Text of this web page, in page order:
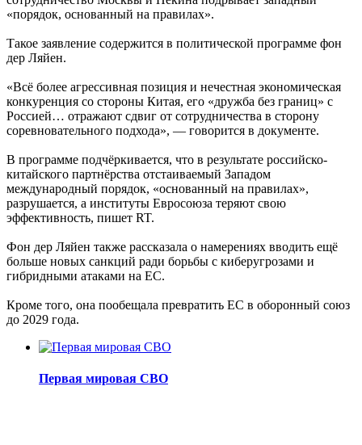
«порядок, основанный на правилах».
Такое заявление содержится в политической программе фон
дер Ляйен.
«Всё более агрессивная позиция и нечестная экономическая
конкуренция со стороны Китая, его «дружба без границ» с
Россией… отражают сдвиг от сотрудничества в сторону
соревновательного подхода», — говорится в документе.
В программе подчёркивается, что в результате российско-
китайского партнёрства отстаиваемый Западом
международный порядок, «основанный на правилах»,
разрушается, а институты Евросоюза теряют свою
эффективность, пишет RT.
Фон дер Ляйен также рассказала о намерениях вводить ещё
больше новых санкций ради борьбы с киберугрозами и
гибридными атаками на ЕС.
Кроме того, она пообещала превратить ЕС в оборонный союз
до 2029 года.
Первая мировая СВО